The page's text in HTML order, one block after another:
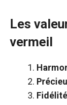
Les
vermeil
Fidélité